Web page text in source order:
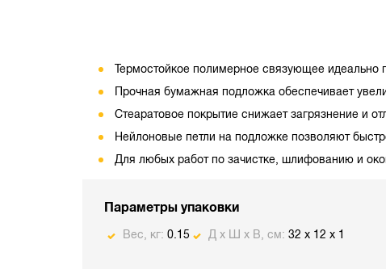
Термостойкое полимерное связующее
Прочная бумажная подложка обеспечивает
Стеаратовое покрытие снижает загрязнение и
Нейлоновые петли на подложке позволяют
Для любых работ по зачистке, шлифованию и
Параметры упаковки
Вес, кг: 0.15 Д х Ш х В, см: 32 x 12 x 1